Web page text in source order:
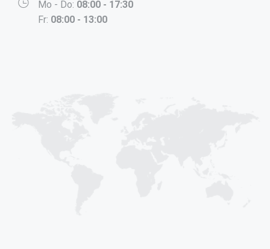
Mo - Do: 08:00 - 17:30
Fr: 08:00 - 13:00